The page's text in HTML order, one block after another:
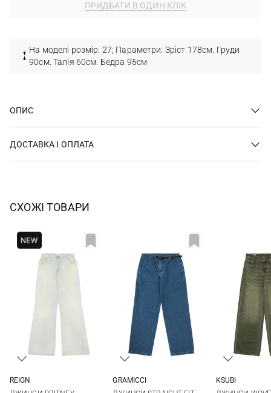
ПРИДБАТИ В ОДИН КЛІК
На моделі розмір: 27; Параметри: Зріст 178см. Груди
90см. Талія 60см. Бедра 95см
ОПИС
ДОСТАВКА І ОПЛАТА
СХОЖІ ТОВАРИ
REIGN
GRAMICCI
KSUBI